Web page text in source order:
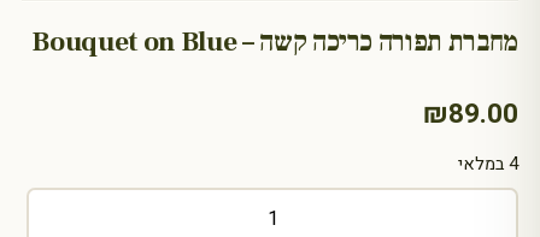
מחברת תפורה כריכה קשה – Bouquet on Blue
₪89.00
4 במלאי
כמות